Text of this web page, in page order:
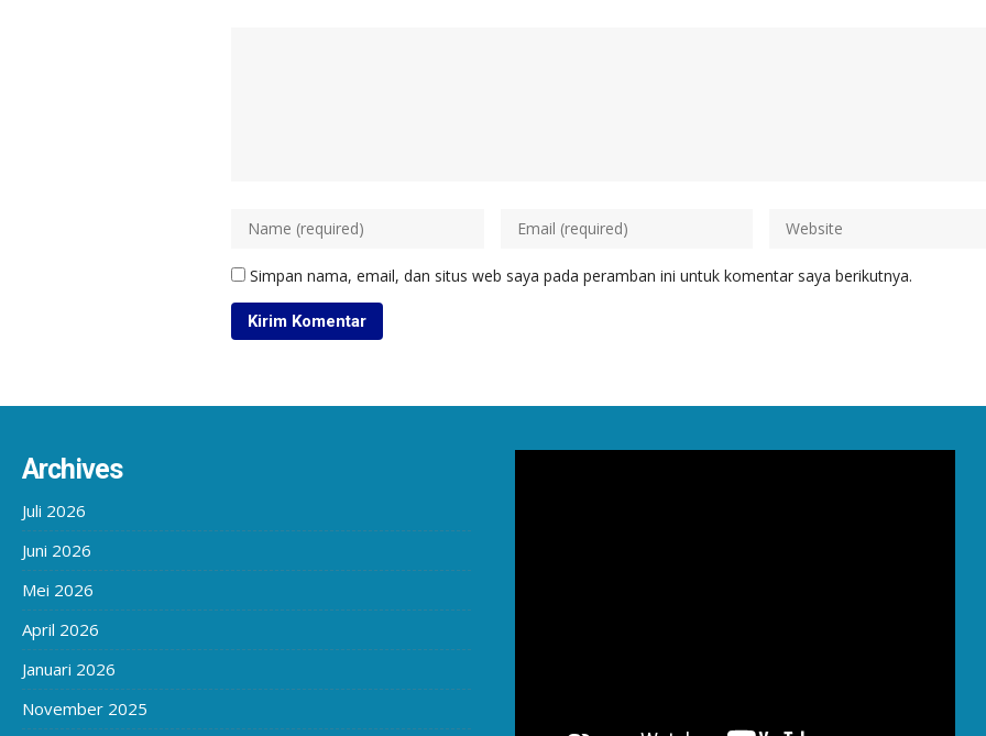
Simpan nama, email, dan situs web saya pada peramban ini untuk komentar saya berikutnya.
Archives
Juli 2026
Juni 2026
Mei 2026
April 2026
Januari 2026
November 2025